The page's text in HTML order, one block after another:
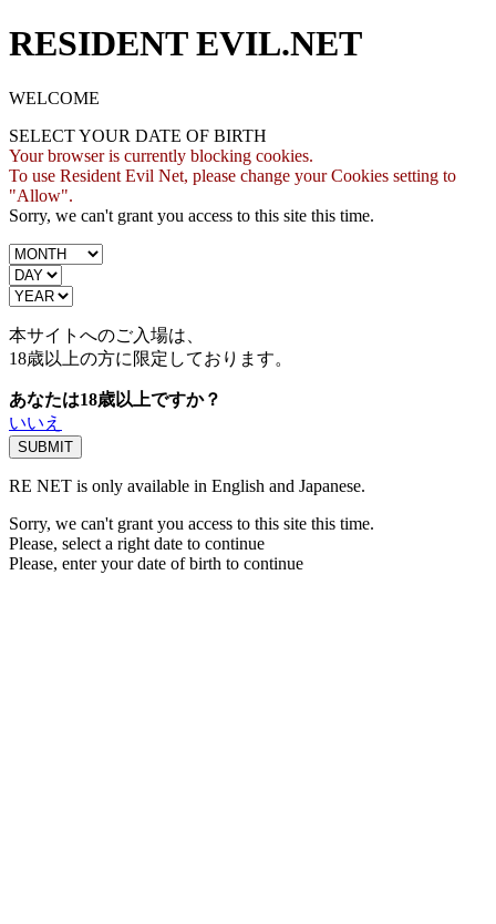
RESIDENT EVIL.NET
WELCOME
SELECT YOUR DATE OF BIRTH
Your browser is currently blocking cookies.
To use Resident Evil Net, please change your Cookies setting to
"Allow".
Sorry, we can't grant you access to this site this time.
本サイトへのご入場は、
18歳以上の方に限定しております。
あなたは18歳以上ですか？
いいえ
RE NET is only available in English and Japanese.
Sorry, we can't grant you access to this site this time.
Please, select a right date to continue
Please, enter your date of birth to continue